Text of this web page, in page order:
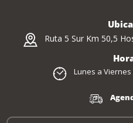
Ruta 5 Sur Km 50,5
Lunes a Viernes